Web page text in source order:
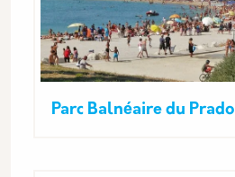
Parc Balnéaire du Prado